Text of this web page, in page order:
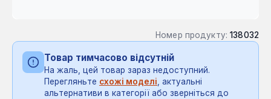
Номер продукту: 138032
Товар тимчасово відсутній
На жаль, цей товар зараз недоступний.
Перегляньте схожі моделі , актуальні
альтернативи в категорії або зверніться до